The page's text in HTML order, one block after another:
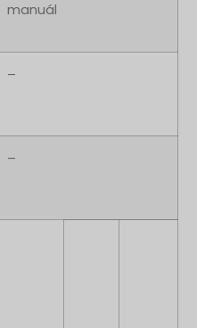
manuál
–
–